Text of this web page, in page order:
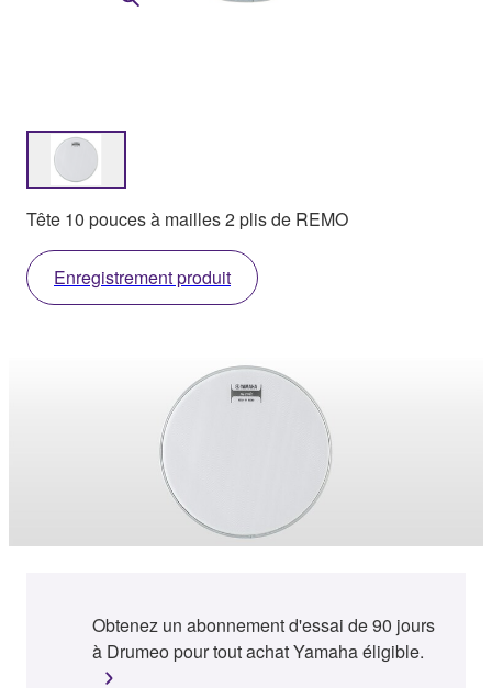
Tête 10 pouces à mailles 2 plis de REMO
Enregistrement produit
Obtenez un abonnement d'essai de 90 jours
à Drumeo pour tout achat Yamaha éligible.